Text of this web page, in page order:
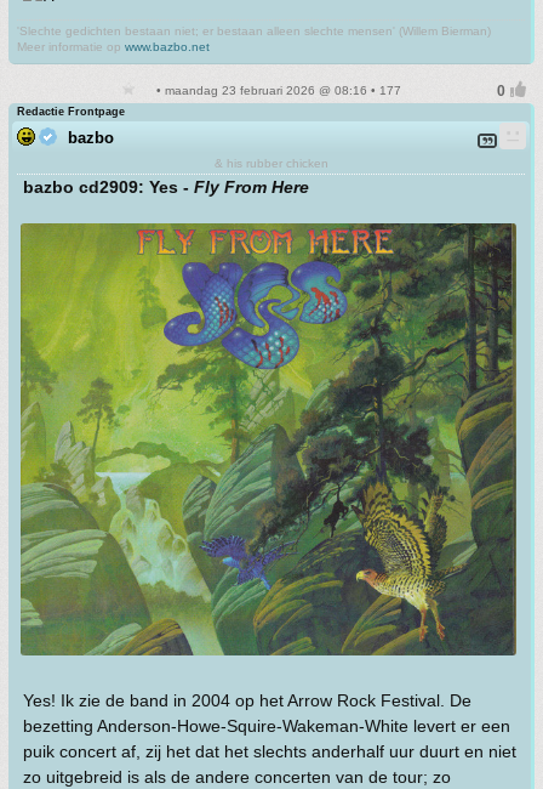
'Slechte gedichten bestaan niet; er bestaan alleen slechte mensen' (Willem Bierman)
Meer informatie op www.bazbo.net
• maandag 23 februari 2026 @ 08:16 • 177
Redactie Frontpage
bazbo
& his rubber chicken
bazbo cd2909: Yes - Fly From Here
Yes! Ik zie de band in 2004 op het Arrow Rock Festival. De
bezetting Anderson-Howe-Squire-Wakeman-White levert er een
puik concert af, zij het dat het slechts anderhalf uur duurt en niet
zo uitgebreid is als de andere concerten van de tour; zo